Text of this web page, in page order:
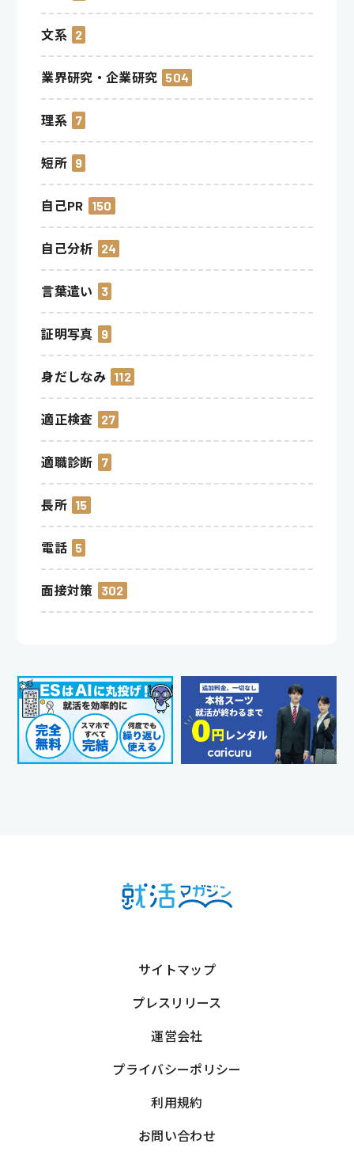
文系 2
業界研究・企業研究 504
理系 7
短所 9
自己PR 150
自己分析 24
言葉遣い 3
証明写真 9
身だしなみ 112
適正検査 27
適職診断 7
長所 15
電話 5
面接対策 302
サイトマップ
プレスリリース
運営会社
プライバシーポリシー
利用規約
お問い合わせ